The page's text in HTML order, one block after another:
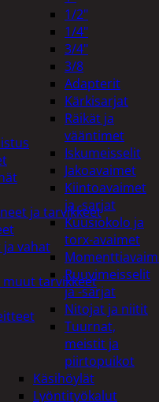
1/2"
1/4"
3/4"
3/8
Adapterit
Kärkisarjat
Räikät ja
vääntimet
Iskumeisselit
Jakoavaimet
Kiintoavaimet
ja -sarjat
Kuusiokolo ja
torx-avaimet
Ruuvimeisselit
ja -sarjat
Nitojat ja niitit
Tuurnat,
meistit ja
piirtopuikot
Käsihöylät
Lyöntityökalut
ja tarvikkeet
vahat
muut tarvikkeet